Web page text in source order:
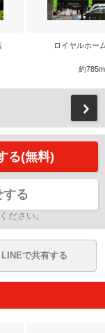
ロイヤルホー
約
る(無料)
する
ださい。
LINEで共有する